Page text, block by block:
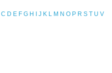
C D E F G H J K L M N O P R S T U V